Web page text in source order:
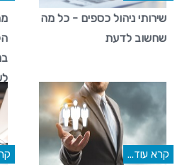
שירותי ניהול כספים - כל מה
שחשוב לדעת
קרא עוד...